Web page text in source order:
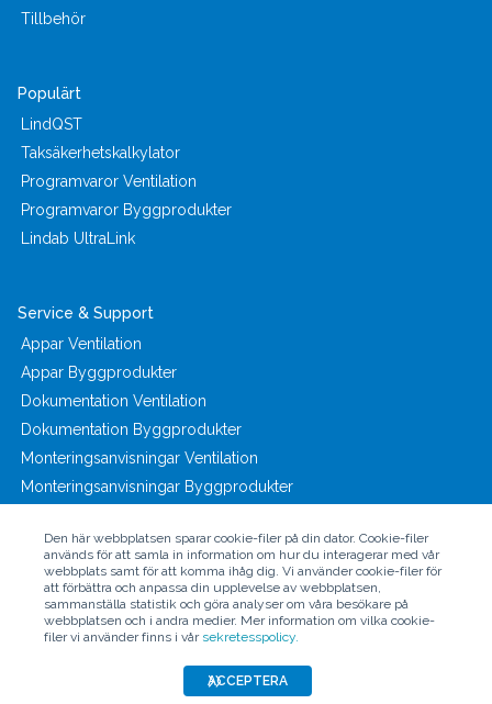
Den här webbplatsen sparar cookie-filer på din dator. Cookie-filer
används för att samla in information om hur du interagerar med vår
webbplats samt för att komma ihåg dig. Vi använder cookie-filer för
att förbättra och anpassa din upplevelse av webbplatsen,
sammanställa statistik och göra analyser om våra besökare på
webbplatsen och i andra medier. Mer information om vilka cookie-
filer vi använder finns i vår sekretesspolicy.
ACCEPTERA
Tillbehör
Populärt
LindQST
Taksäkerhetskalkylator
Programvaror Ventilation
Programvaror Byggprodukter
Lindab UltraLink
Service & Support
Appar Ventilation
Appar Byggprodukter
Dokumentation Ventilation
Dokumentation Byggprodukter
Monteringsanvisningar Ventilation
Monteringsanvisningar Byggprodukter
© Copyright 2024 - Lindab AB